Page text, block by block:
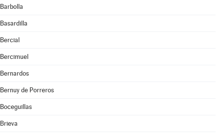
Barbolla
Basardilla
Bercial
Bercimuel
Bernardos
Bernuy de Porreros
Boceguillas
Brieva